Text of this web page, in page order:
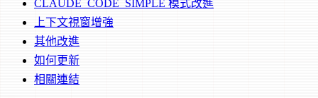
CLAUDE_CODE_SIMPLE 模式改進
上下文視窗增強
其他改進
如何更新
相關連結